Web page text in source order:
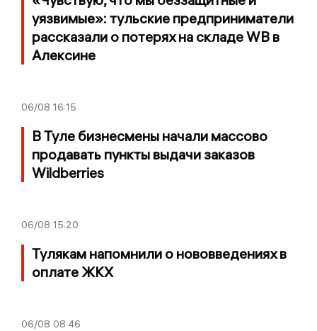
уязвимые»: тульские предприниматели
рассказали о потерях на складе WB в
Алексине
06/08 16:15
В Туле бизнесмены начали массово
продавать пункты выдачи заказов
Wildberries
06/08 15:20
Тулякам напомнили о нововведениях в
оплате ЖКХ
06/08 08:46